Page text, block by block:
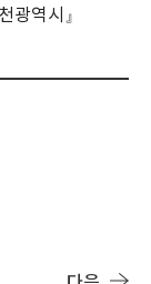
광역시』